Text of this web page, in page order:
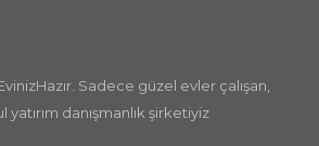
Sadece güzel evler çalışan,
danışmanlık şirketiyiz